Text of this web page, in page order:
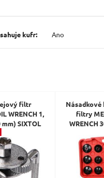
kufr: Ano
filtr
WRENCH 1,
SIXTOL
filtry
WRENCH